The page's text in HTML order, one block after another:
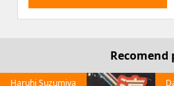
Recomend
Haruhi Suzumiya